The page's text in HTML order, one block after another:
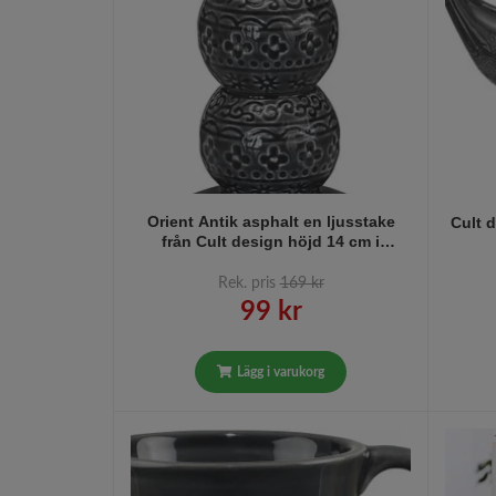
Orient Antik asphalt en ljusstake
från Cult design höjd 14 cm i
Rek. pris 169 kr
99 kr
Lägg i varukorg
Cult